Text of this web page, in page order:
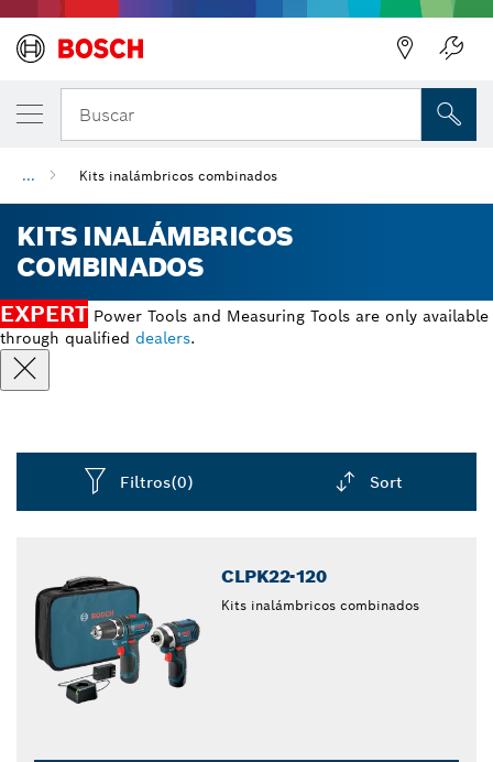
Buscar
... Kits inalámbricos combinados
KITS INALÁMBRICOS
COMBINADOS
EXPERT Power Tools and Measuring Tools are only available
through qualified dealers.
Filtros(0) Sort
CLPK22-120
Kits inalámbricos combinados